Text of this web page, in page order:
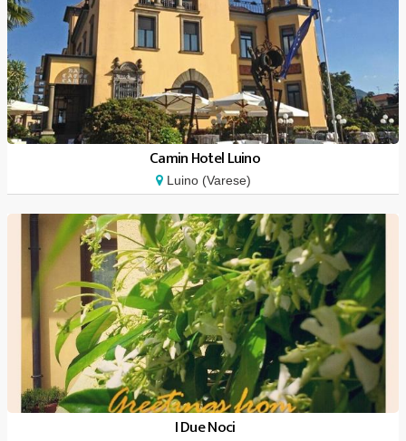
Camin Hotel Luino
Luino (Varese)
I Due Noci